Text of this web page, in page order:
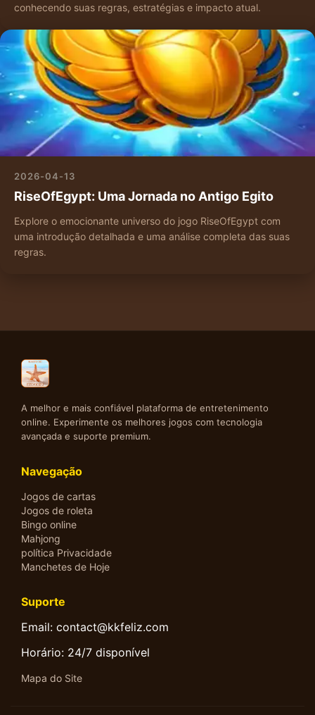
conhecendo suas regras, estratégias e impacto atual.
2026-04-13
RiseOfEgypt: Uma Jornada no Antigo Egito
Explore o emocionante universo do jogo RiseOfEgypt com
uma introdução detalhada e uma análise completa das suas
regras.
A melhor e mais confiável plataforma de entretenimento
online. Experimente os melhores jogos com tecnologia
avançada e suporte premium.
Navegação
Jogos de cartas
Jogos de roleta
Bingo online
Mahjong
política Privacidade
Manchetes de Hoje
Suporte
Email: contact@kkfeliz.com
Horário: 24/7 disponível
Mapa do Site